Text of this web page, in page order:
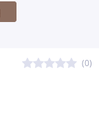
(0)